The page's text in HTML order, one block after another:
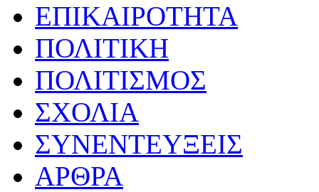
ΕΠΙΚΑΙΡΟΤΗΤΑ
ΠΟΛΙΤΙΚΗ
ΠΟΛΙΤΙΣΜΟΣ
ΣΧΟΛΙΑ
ΣΥΝΕΝΤΕΥΞΕΙΣ
ΑΡΘΡΑ